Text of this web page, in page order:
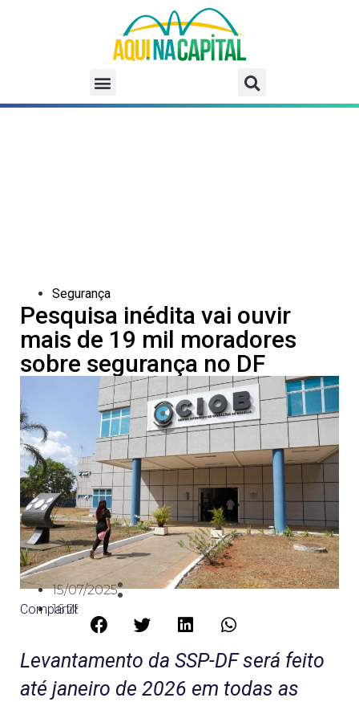
Segurança
Pesquisa inédita vai ouvir
mais de 19 mil moradores
sobre segurança no DF
15/07/2025
16:28
Compartilhe:
Levantamento da SSP-DF será feito
até janeiro de 2026 em todas as